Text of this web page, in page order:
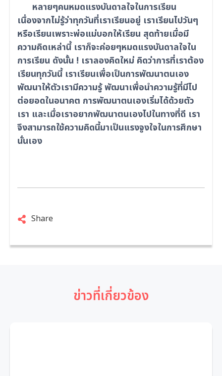
หลายๆคนหมดแรงบันดาลใจในการเรียน
เนื่องจากไม่รู้ว่าทุกวันที่เราเรียนอยู่ เราเรียนไปวันๆ
หรือเรียนเพราะพ่อแม่บอกให้เรียน สุดท้ายเมื่อมี
ความคิดเหล่านี้ เราก็จะค่อยๆหมดแรงบันดาลใจใน
การเรียน ดังนั้น ! เราลองคิดใหม่ คิดว่าการที่เราต้อง
เรียนทุกวันนี้ เราเรียนเพื่อเป็นการพัฒนาตนเอง
พัฒนาให้ตัวเรามีความรู้ พัฒนาเพื่อนำความรู้ที่มีไป
ต่อยอดในอนาคต การพัฒนาตนเองเริ่มได้ด้วยตัว
เรา และเมื่อเราอยากพัฒนาตนเองไปในทางที่ดี เรา
จึงสามารถใช้ความคิดนี้มาเป็นแรงจูงใจในการศึกษา
นั่นเอง
Share
ข่าวที่เกี่ยวข้อง